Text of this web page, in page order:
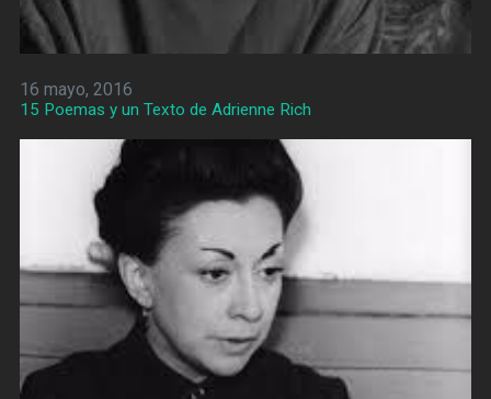
16 mayo, 2016
15 Poemas y un Texto de Adrienne Rich